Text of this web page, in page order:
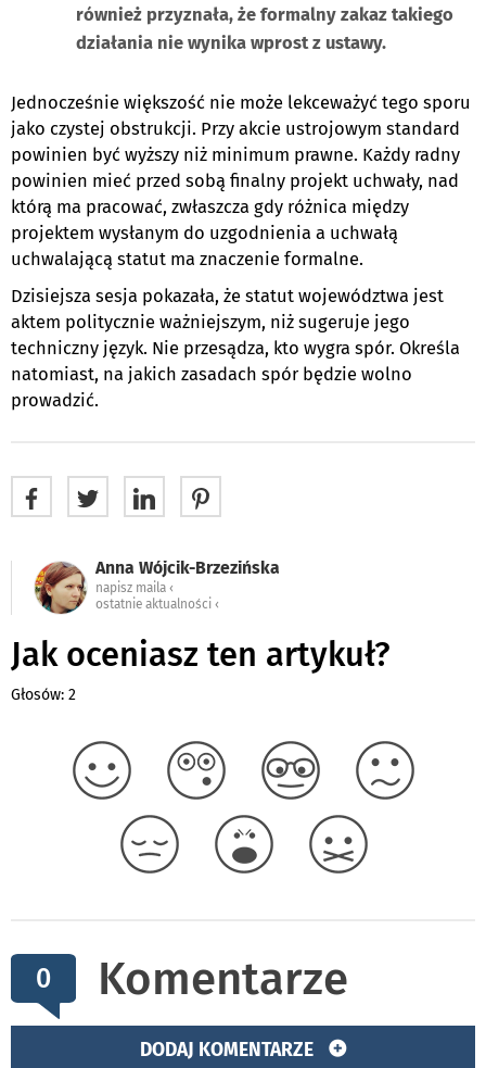
również przyznała, że formalny zakaz takiego
działania nie wynika wprost z ustawy.
Jednocześnie większość nie może lekceważyć tego sporu
jako czystej obstrukcji. Przy akcie ustrojowym standard
powinien być wyższy niż minimum prawne. Każdy radny
powinien mieć przed sobą finalny projekt uchwały, nad
którą ma pracować, zwłaszcza gdy różnica między
projektem wysłanym do uzgodnienia a uchwałą
uchwalającą statut ma znaczenie formalne.
Dzisiejsza sesja pokazała, że statut województwa jest
aktem politycznie ważniejszym, niż sugeruje jego
techniczny język. Nie przesądza, kto wygra spór. Określa
natomiast, na jakich zasadach spór będzie wolno
prowadzić.
Anna Wójcik-Brzezińska
napisz maila ‹
ostatnie aktualności ‹
Jak oceniasz ten artykuł?
Głosów: 2
0 Komentarze
DODAJ KOMENTARZE